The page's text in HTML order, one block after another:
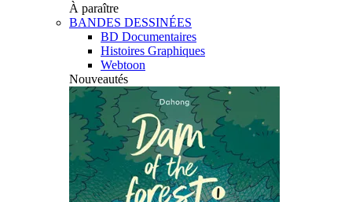
À paraître
BANDES DESSINÉES
BD Documentaires
Histoires Graphiques
Webtoon
Nouveautés